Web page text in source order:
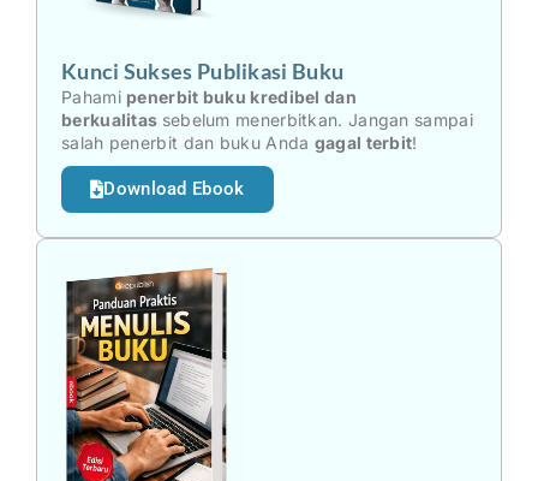
Kunci Sukses Publikasi Buku
Pahami penerbit buku kredibel dan
berkualitas sebelum menerbitkan. Jangan sampai
salah penerbit dan buku Anda gagal terbit!
Download Ebook